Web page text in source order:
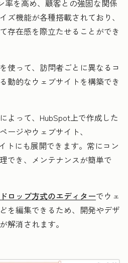
率を高め、顧客との強固な関係
ズ機能が各種搭載されており、
存在感を際立たせることができ
を使って、訪問者ごとに異なるコ
動的なウェブサイトを構築でき
によって、HubSpot上で作成した
ージやウェブサイト、
トにも展開できます。常にコン
でき、メンテナンスが簡単で
ロップ方式のエディターでウェ
を編集できるため、開発やデザ
解消されます。